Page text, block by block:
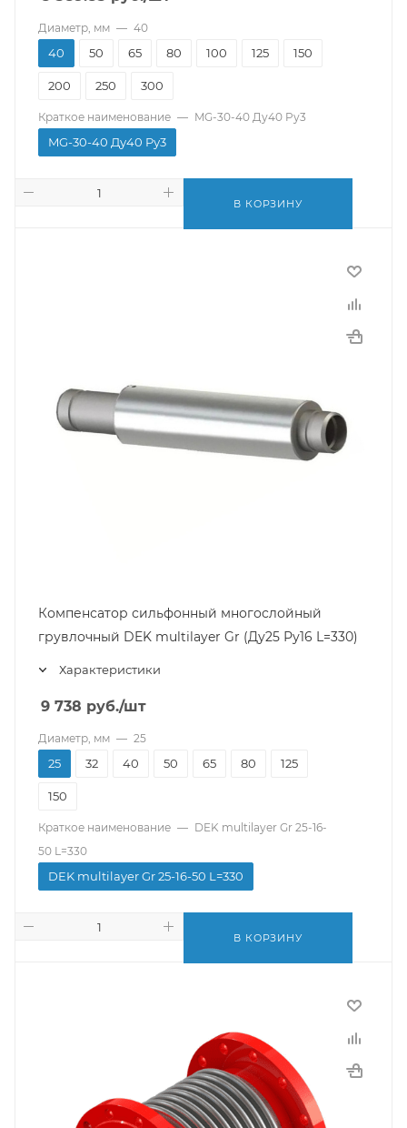
Диаметр, мм — 40
40 50 65 80 100 125 150
200 250 300
Краткое наименование — MG-30-40 Ду40 Pу3
MG-30-40 Ду40 Pу3
В КОРЗИНУ
Компенсатор сильфонный многослойный
грувлочный DEK multilayer Gr (Ду25 Ру16 L=330)
Характеристики
9 738 руб./шт
Диаметр, мм — 25
25 32 40 50 65 80 125
150
Краткое наименование — DEK multilayer Gr 25-16-
50 L=330
DEK multilayer Gr 25-16-50 L=330
В КОРЗИНУ